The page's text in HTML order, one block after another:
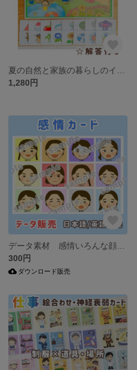
1,280円
300円
ダウンロード販売